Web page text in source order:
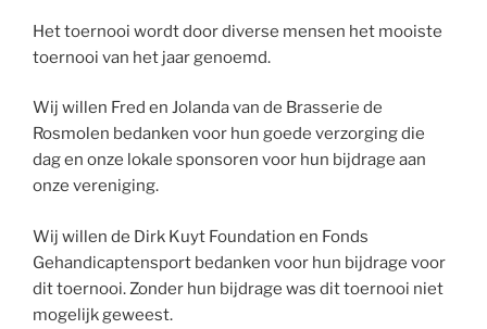
Het toernooi wordt door diverse mensen het mooiste
toernooi van het jaar genoemd.
Wij willen Fred en Jolanda van de Brasserie de
Rosmolen bedanken voor hun goede verzorging die
dag en onze lokale sponsoren voor hun bijdrage aan
onze vereniging.
Wij willen de Dirk Kuyt Foundation en Fonds
Gehandicaptensport bedanken voor hun bijdrage voor
dit toernooi. Zonder hun bijdrage was dit toernooi niet
mogelijk geweest.